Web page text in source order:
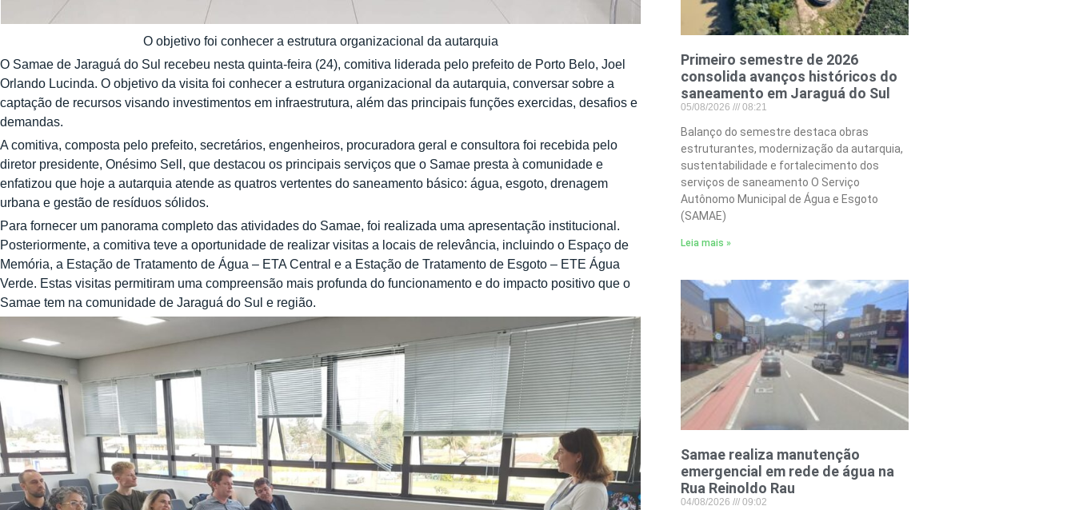
O objetivo foi conhecer a estrutura organizacional da autarquia
O Samae de Jaraguá do Sul recebeu nesta quinta-feira (24), comitiva liderada pelo prefeito de Porto Belo, Joel
Orlando Lucinda. O objetivo da visita foi conhecer a estrutura organizacional da autarquia, conversar sobre a
captação de recursos visando investimentos em infraestrutura, além das principais funções exercidas, desafios e
demandas.
A comitiva, composta pelo prefeito, secretários, engenheiros, procuradora geral e consultora foi recebida pelo
diretor presidente, Onésimo Sell, que destacou os principais serviços que o Samae presta à comunidade e
enfatizou que hoje a autarquia atende as quatros vertentes do saneamento básico: água, esgoto, drenagem
urbana e gestão de resíduos sólidos.
Para fornecer um panorama completo das atividades do Samae, foi realizada uma apresentação institucional.
Posteriormente, a comitiva teve a oportunidade de realizar visitas a locais de relevância, incluindo o Espaço de
Memória, a Estação de Tratamento de Água – ETA Central e a Estação de Tratamento de Esgoto – ETE Água
Verde. Estas visitas permitiram uma compreensão mais profunda do funcionamento e do impacto positivo que o
Samae tem na comunidade de Jaraguá do Sul e região.
Primeiro semestre de 2026
consolida avanços históricos do
saneamento em Jaraguá do Sul
05/08/2026 08:21
Balanço do semestre destaca obras
estruturantes, modernização da autarquia,
sustentabilidade e fortalecimento dos
serviços de saneamento O Serviço
Autônomo Municipal de Água e Esgoto
(SAMAE)
Leia mais »
Samae realiza manutenção
emergencial em rede de água na
Rua Reinoldo Rau
04/08/2026 09:02